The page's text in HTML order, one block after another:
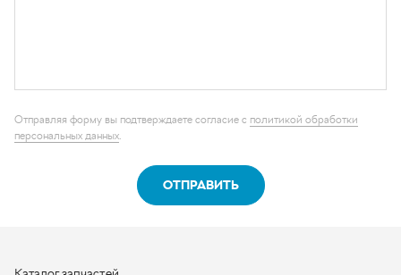
Каталог запчастей